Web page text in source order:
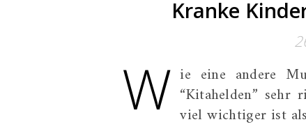
Kranke
W ie eine andere
“Kitahelden” sehr
viel wichtiger ist